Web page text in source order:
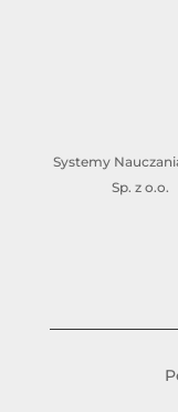
Systemy
Sp. z